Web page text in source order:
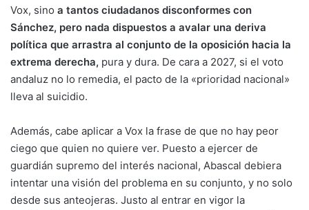
Vox, sino a tantos ciudadanos disconformes con
Sánchez, pero nada dispuestos a avalar una deriva
política que arrastra al conjunto de la oposición hacia la
extrema derecha, pura y dura. De cara a 2027, si el voto
andaluz no lo remedia, el pacto de la «prioridad nacional»
lleva al suicidio.
Además, cabe aplicar a Vox la frase de que no hay peor
ciego que quien no quiere ver. Puesto a ejercer de
guardián supremo del interés nacional, Abascal debiera
intentar una visión del problema en su conjunto, y no solo
desde sus anteojeras. Justo al entrar en vigor la